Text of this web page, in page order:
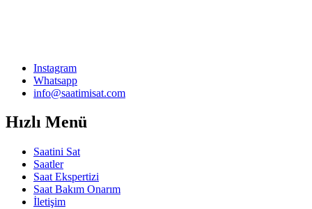
Instagram
Whatsapp
info@saatimisat.com
Hızlı Menü
Saatini Sat
Saatler
Saat Ekspertizi
Saat Bakım Onarım
İletişim